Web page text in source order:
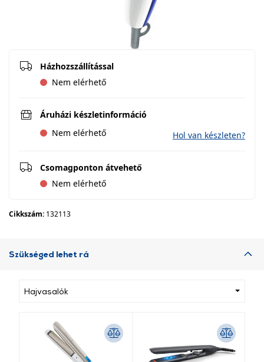
Házhozszállítással
Nem elérhető
Áruházi készletinformáció
Nem elérhető
Hol van készleten?
Csomagponton átvehető
Nem elérhető
Cikkszám: 132113
Szükséged lehet rá
Hajvasalók